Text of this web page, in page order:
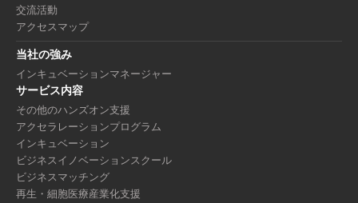
交流活動
アクセスマップ
当社の強み
インキュベーションマネージャー
サービス内容
その他のハンズオン支援
アクセラレーションプログラム
インキュベーション
ビジネスイノベーションスクール
ビジネスマッチング
再生・細胞医療産業化支援